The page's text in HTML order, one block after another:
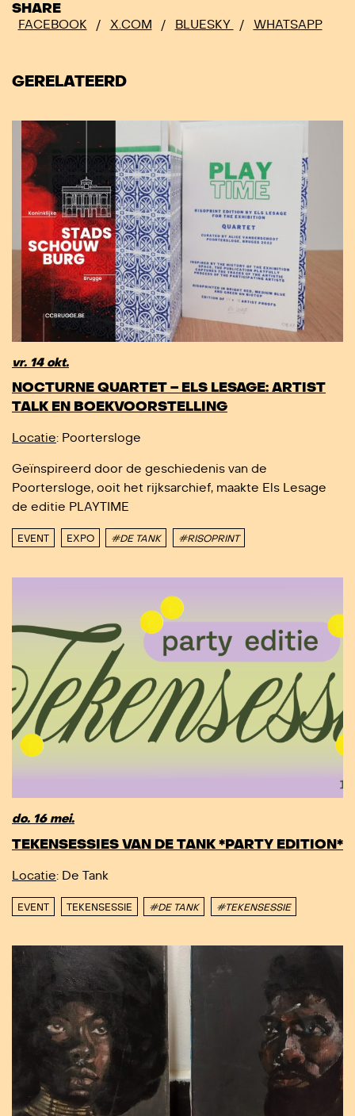
SHARE
FACEBOOK / X.COM / BLUESKY / WHATSAPP
GERELATEERD
vr. 14 okt.
NOCTURNE QUARTET – ELS LESAGE: ARTIST
TALK EN BOEKVOORSTELLING
Locatie: Poortersloge
Geïnspireerd door de geschiedenis van de
Poortersloge, ooit het rijksarchief, maakte Els Lesage
de editie PLAYTIME
EVENT EXPO #DE TANK #RISOPRINT
do. 16 mei.
TEKENSESSIES VAN DE TANK *PARTY EDITION*
Locatie: De Tank
EVENT TEKENSESSIE #DE TANK #TEKENSESSIE